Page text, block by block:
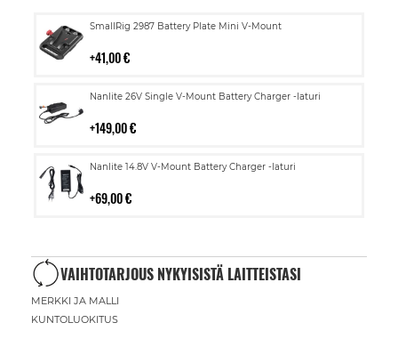
SmallRig 2987 Battery Plate Mini V-Mount
41,00 €
Lisää
Nanlite 26V Single V-Mount Battery Charger -laturi
149,00 €
Lisää
Nanlite 14.8V V-Mount Battery Charger -laturi
69,00 €
Lisää
VAIHTOTARJOUS NYKYISISTÄ LAITTEISTASI
MERKKI JA MALLI
KUNTOLUOKITUS